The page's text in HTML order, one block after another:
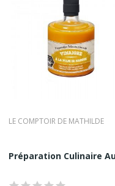
LE COMPTOIR DE MATHILDE
Préparation Culinaire